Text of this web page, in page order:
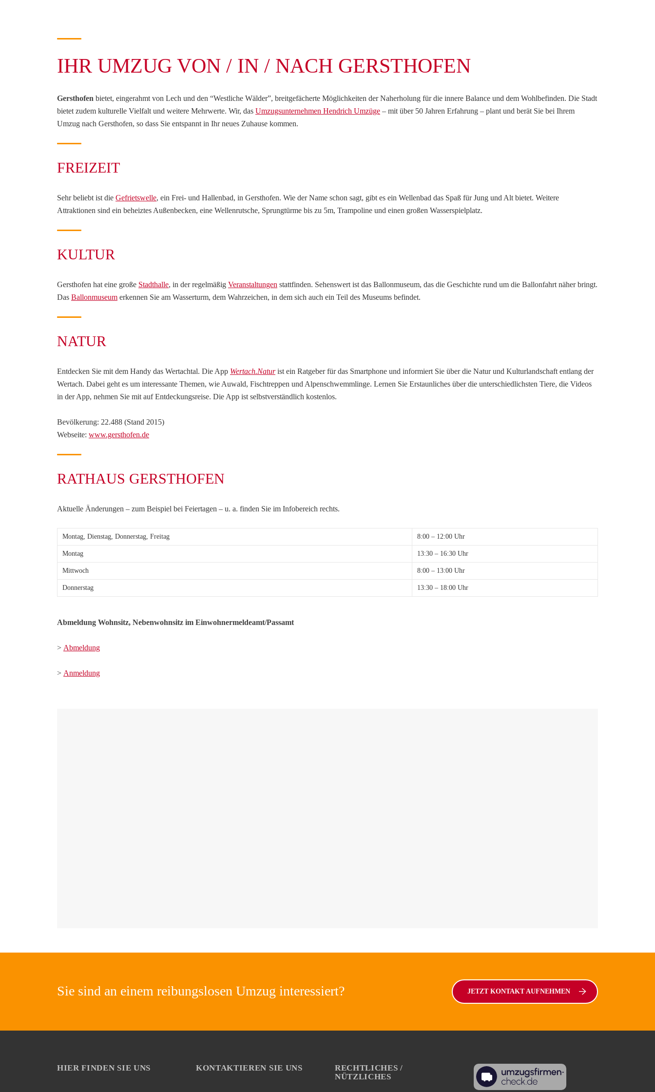
IHR UMZUG VON / IN / NACH GERSTHOFEN
Gersthofen bietet, eingerahmt von Lech und den “Westliche Wälder”, breitgefächerte Möglichkeiten der Naherholung für die innere Balance und dem Wohlbefinden. Die Stadt
bietet zudem kulturelle Vielfalt und weitere Mehrwerte. Wir, das Umzugsunternehmen Hendrich Umzüge – mit über 50 Jahren Erfahrung – plant und berät Sie bei Ihrem
Umzug nach Gersthofen, so dass Sie entspannt in Ihr neues Zuhause kommen.
FREIZEIT
Sehr beliebt ist die Gefrietswelle, ein Frei- und Hallenbad, in Gersthofen. Wie der Name schon sagt, gibt es ein Wellenbad das Spaß für Jung und Alt bietet. Weitere
Attraktionen sind ein beheiztes Außenbecken, eine Wellenrutsche, Sprungtürme bis zu 5m, Trampoline und einen großen Wasserspielplatz.
KULTUR
Gersthofen hat eine große Stadthalle, in der regelmäßig Veranstaltungen stattfinden. Sehenswert ist das Ballonmuseum, das die Geschichte rund um die Ballonfahrt näher bringt.
Das Ballonmuseum erkennen Sie am Wasserturm, dem Wahrzeichen, in dem sich auch ein Teil des Museums befindet.
NATUR
Entdecken Sie mit dem Handy das Wertachtal. Die App Wertach.Naturist ein Ratgeber für das Smartphone und informiert Sie über die Natur und Kulturlandschaft entlang der
Wertach. Dabei geht es um interessante Themen, wie Auwald, Fischtreppen und Alpenschwemmlinge. Lernen Sie Erstaunliches über die unterschiedlichsten Tiere, die Videos
in der App, nehmen Sie mit auf Entdeckungsreise. Die App ist selbstverständlich kostenlos.
Bevölkerung: 22.488 (Stand 2015)
Webseite: www.gersthofen.de
RATHAUS GERSTHOFEN
Aktuelle Änderungen – zum Beispiel bei Feiertagen – u. a. finden Sie im Infobereich rechts.
Montag, Dienstag, Donnerstag, Freitag 8:00 – 12:00 Uhr
Montag 13:30 – 16:30 Uhr
Mittwoch 8:00 – 13:00 Uhr
Donnerstag 13:30 – 18:00 Uhr
Abmeldung Wohnsitz, Nebenwohnsitz im Einwohnermeldeamt/Passamt
> Abmeldung
> Anmeldung
Sie sind an einem reibungslosen Umzug interessiert? JETZT KONTAKT AUFNEHMEN
HIER FINDEN SIE UNS KONTAKTIEREN SIE UNS
RECHTLICHES /
NÜTZLICHES